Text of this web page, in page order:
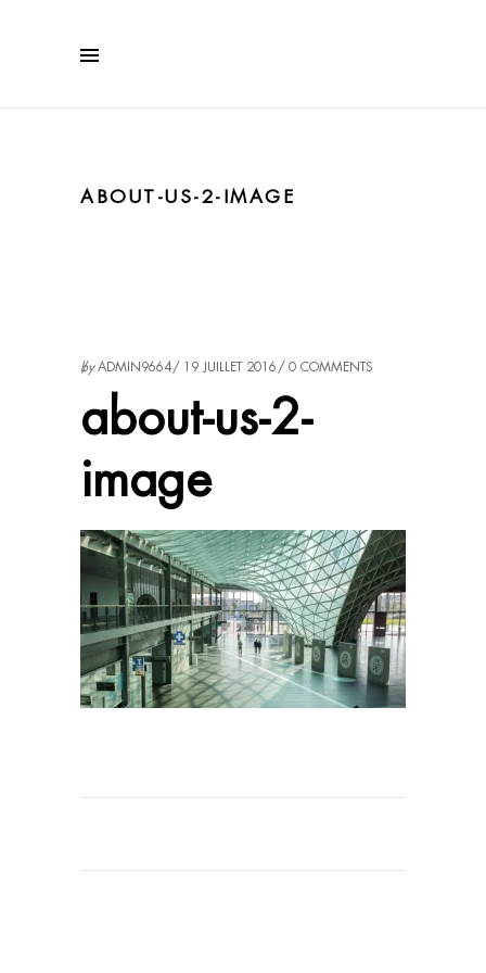
ABOUT-US-2-IMAGE
byADMIN9664 19 JUILLET 2016 0 COMMENTS
about-us-2-
image